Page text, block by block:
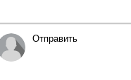
Отправить